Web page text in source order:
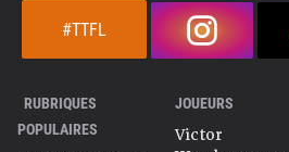
#TTFL
RUBRIQUES
POPULAIRES
JOUEURS
Victor